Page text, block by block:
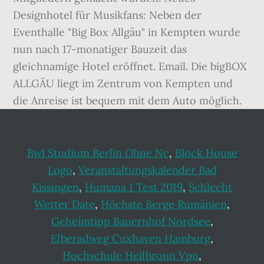
Designhotel für Musikfans: Neben der
Eventhalle "Big Box Allgäu" in Kempten wurde
nun nach 17-monatiger Bauzeit das
gleichnamige Hotel eröffnet. Email. Die bigBOX
ALLGÄU liegt im Zentrum von Kempten und
die Anreise ist bequem mit dem Auto möglich.
Bwl Studium Berlin Ohne Nc, Block House
Logo, Veranstaltungskalender Bad
Kissingen, Humana 1 Test 2019, Schlecht
Wetter Date, Höchste Berge Rumänien,
Geheimtipp Bauernhof Nordsee,
Elberadweg Cuxhaven Hamburg,
Hochschule Heilbronn Vpn,